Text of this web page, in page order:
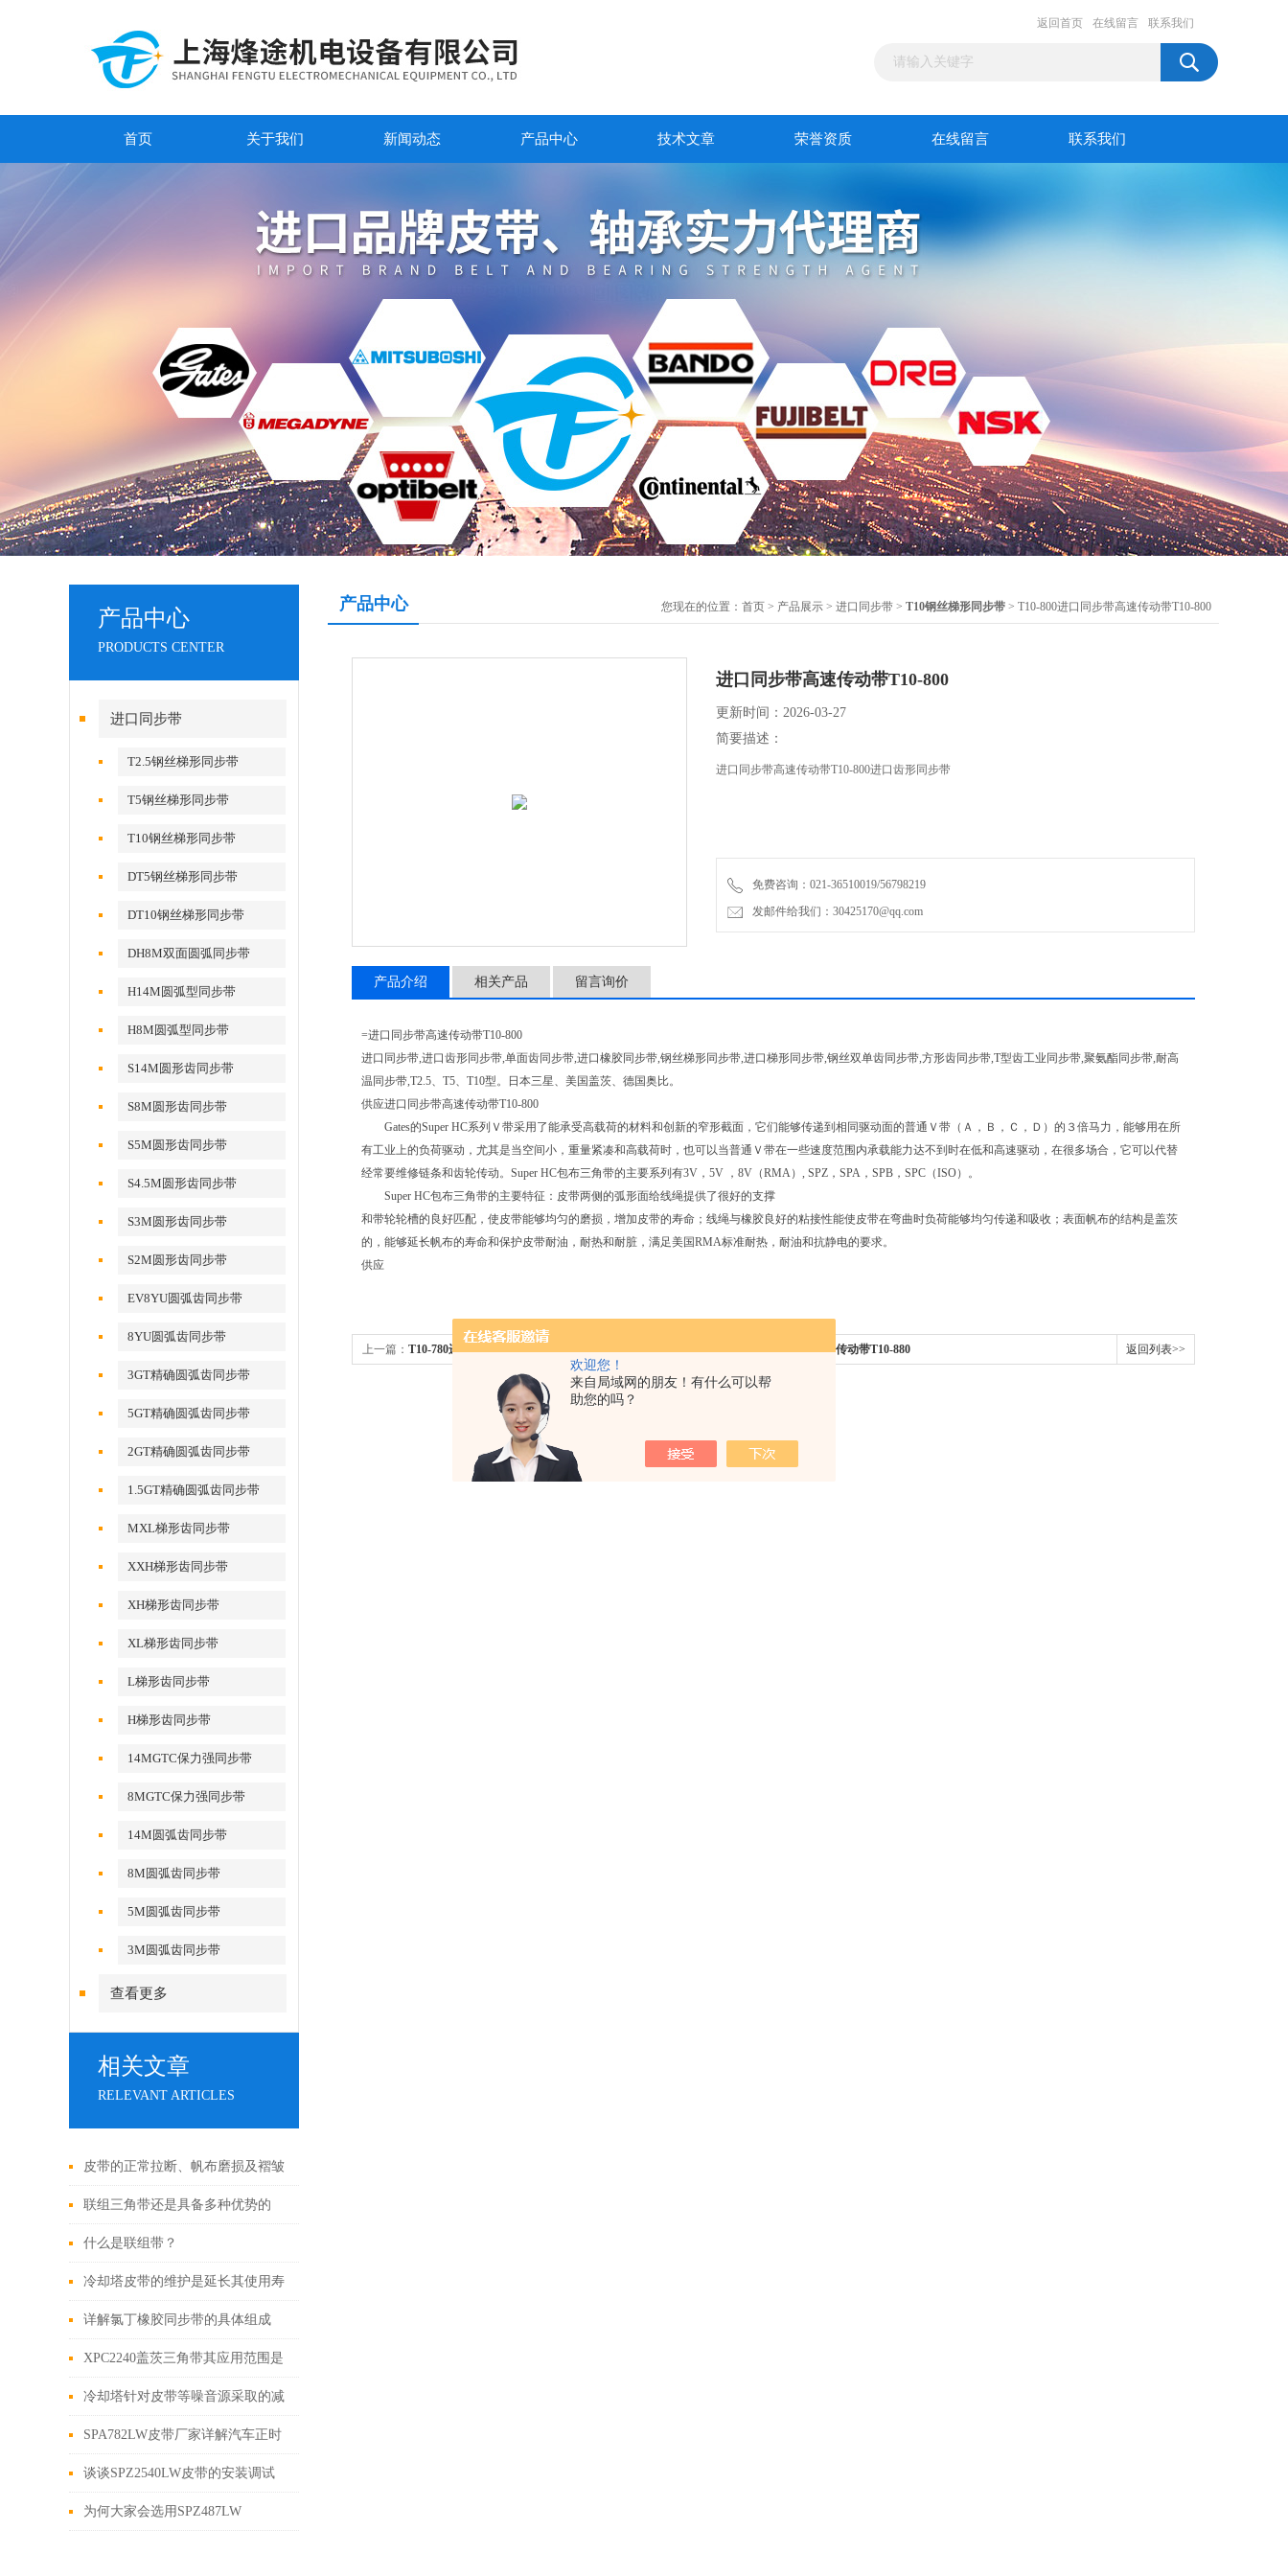
欢迎您！
来自局域网的朋友！有什么可以帮
助您的吗？
返回首页 在线留言 联系我们
首页 关于我们 新闻动态 产品中心 技术文章 荣誉资质 在线留言 联系我们
产品中心
PRODUCTS CENTER
进口同步带
T2.5钢丝梯形同步带
T5钢丝梯形同步带
T10钢丝梯形同步带
DT5钢丝梯形同步带
DT10钢丝梯形同步带
DH8M双面圆弧同步带
H14M圆弧型同步带
H8M圆弧型同步带
S14M圆形齿同步带
S8M圆形齿同步带
S5M圆形齿同步带
S4.5M圆形齿同步带
S3M圆形齿同步带
S2M圆形齿同步带
EV8YU圆弧齿同步带
8YU圆弧齿同步带
3GT精确圆弧齿同步带
5GT精确圆弧齿同步带
2GT精确圆弧齿同步带
1.5GT精确圆弧齿同步带
MXL梯形齿同步带
XXH梯形齿同步带
XH梯形齿同步带
XL梯形齿同步带
L梯形齿同步带
H梯形齿同步带
14MGTC保力强同步带
8MGTC保力强同步带
14M圆弧齿同步带
8M圆弧齿同步带
5M圆弧齿同步带
3M圆弧齿同步带
查看更多
相关文章
RELEVANT ARTICLES
皮带的正常拉断、帆布磨损及褶皱
失效
联组三角带还是具备多种优势的
什么是联组带？
冷却塔皮带的维护是延长其使用寿
命的关键
详解氯丁橡胶同步带的具体组成
XPC2240盖茨三角带其应用范围是
极为广泛的
冷却塔针对皮带等噪音源采取的减
噪措施
SPA782LW皮带厂家详解汽车正时
皮带拆装步骤
谈谈SPZ2540LW皮带的安装调试
为何大家会选用SPZ487LW
产品中心 您现在的位置： 首页 > 产品展示 > 进口同步带 > T10钢丝梯形同步带 > T10-800进口同步带高速传动带T10-800
进口同步带高速传动带T10-800
更新时间：2026-03-27
简要描述：
进口同步带高速传动带T10-800进口齿形同步带
免费咨询：021-36510019/56798219
发邮件给我们：30425170@qq.com
产品介绍 相关产品 留言询价
=进口同步带高速传动带T10-800
进口同步带,进口齿形同步带,单面齿同步带,进口橡胶同步带,钢丝梯形同步带,进口梯形同步带,钢丝双单齿同步带,方形齿同步带,T型齿工业同步带,聚氨酯同步带,耐高
温同步带,T2.5、T5、T10型。日本三星、美国盖茨、德国奥比。
供应进口同步带高速传动带T10-800
Gates的Super HC系列Ｖ带采用了能承受高载荷的材料和创新的窄形截面，它们能够传递到相同驱动面的普通Ｖ带（Ａ，Ｂ，Ｃ，Ｄ）的３倍马力，能够用在所
有工业上的负荷驱动，尤其是当空间小，重量紧凑和高载荷时，也可以当普通Ｖ带在一些速度范围内承载能力达不到时在低和高速驱动，在很多场合，它可以代替
经常要维修链条和齿轮传动。Super HC包布三角带的主要系列有3V，5V ，8V（RMA）, SPZ，SPA，SPB，SPC（ISO）。
Super HC包布三角带的主要特征：皮带两侧的弧形面给线绳提供了很好的支撑
和带轮轮槽的良好匹配，使皮带能够均匀的磨损，增加皮带的寿命；线绳与橡胶良好的粘接性能使皮带在弯曲时负荷能够均匀传递和吸收；表面帆布的结构是盖茨
的，能够延长帆布的寿命和保护皮带耐油，耐热和耐脏，满足美国RMA标准耐热，耐油和抗静电的要求。
供应
上一篇： T10-780进口同步带高速传动带T10-780 下一篇：T10-880进口同步带高速传动带T10-880 返回列表>>